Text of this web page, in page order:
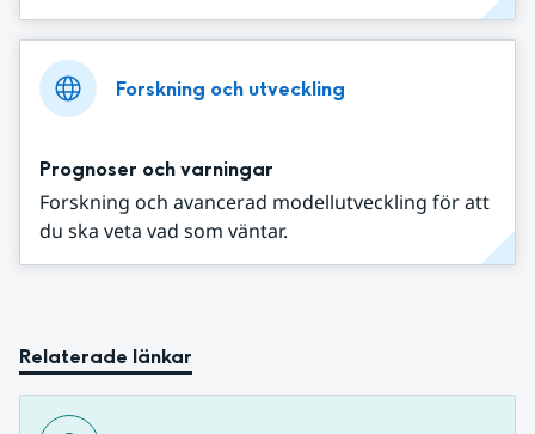
Forskning och utveckling
Prognoser och varningar
Forskning och avancerad modellutveckling för att
du ska veta vad som väntar.
Relaterade länkar